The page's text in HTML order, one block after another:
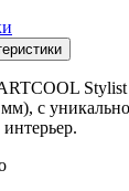
с